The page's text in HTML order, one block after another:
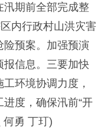
汛期前全部完成整
内行政村山洪灾害
险预案。加强预演
报信息。三要加快
环境协调力度，
度，确保汛前“开
何勇 丁玎)